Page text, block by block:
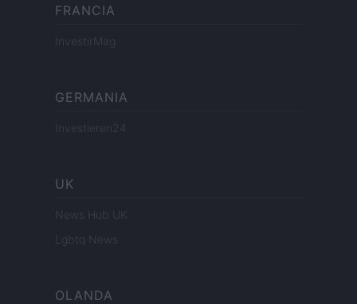
FRANCIA
InvestirMag
GERMANIA
Investieren24
UK
News Hub UK
Lgbtq News
OLANDA